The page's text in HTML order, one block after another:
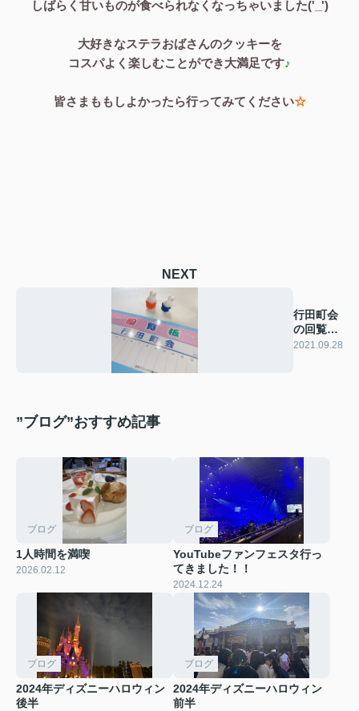
しばらく甘いものが食べられなくなっちゃいました('_')
大好きなステラおばさんのクッキーを
コスパよく楽しむことができ大満足です♪
皆さまももしよかったら行ってみてください☆
NEXT
行田町会
の回覧板
に…
2021.09.28
”ブログ”おすすめ記事
ブログ
1人時間を満喫
2026.02.12
ブログ
YouTubeファンフェスタ行っ
てきました！！
2024.12.24
ブログ
2024年ディズニーハロウィン
後半
ブログ
2024年ディズニーハロウィン
前半